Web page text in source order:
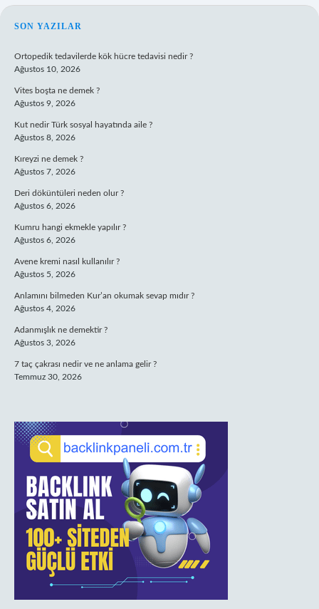
SIDEBAR
SON YAZILAR
Ortopedik tedavilerde kök hücre tedavisi nedir ?
Ağustos 10, 2026
Vites boşta ne demek ?
Ağustos 9, 2026
Kut nedir Türk sosyal hayatında aile ?
Ağustos 8, 2026
Kıreyzi ne demek ?
Ağustos 7, 2026
Deri döküntüleri neden olur ?
Ağustos 6, 2026
Kumru hangi ekmekle yapılır ?
Ağustos 6, 2026
Avene kremi nasıl kullanılır ?
Ağustos 5, 2026
Anlamını bilmeden Kur’an okumak sevap mıdır ?
Ağustos 4, 2026
Adanmışlık ne demektir ?
Ağustos 3, 2026
7 taç çakrası nedir ve ne anlama gelir ?
Temmuz 30, 2026